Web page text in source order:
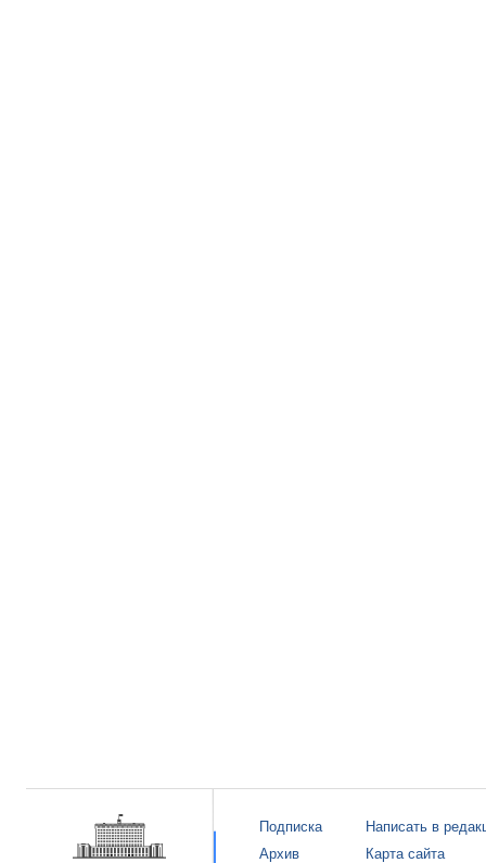
Подписка
Архив
Написать в
Карта сайта